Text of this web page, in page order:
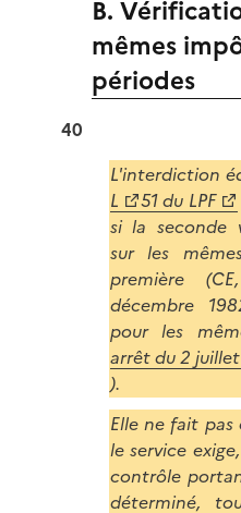
B.
mêmes
périodes
40
L'interdiction
L
51 du LPF
si la seconde
sur les
première
décembre
pour les
arrêt du 2
).
Elle ne fait
le service
contrôle
déterminé,